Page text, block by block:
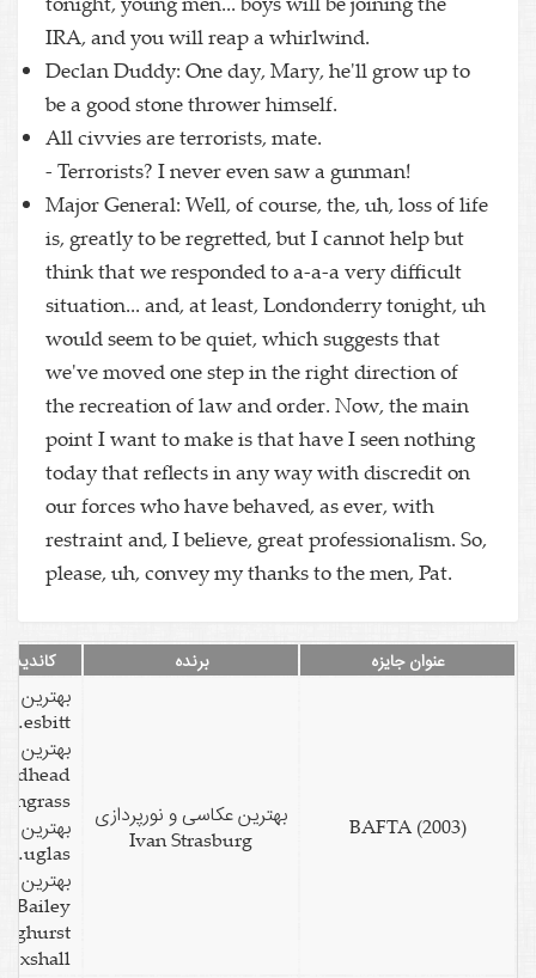
IRA, and you will reap a whirlwind.
Declan Duddy: One day, Mary, he'll grow up to
be a good stone thrower himself.
All civvies are terrorists, mate.
- Terrorists? I never even saw a gunman!
Major General: Well, of course, the, uh, loss of life
is, greatly to be regretted, but I cannot help but
think that we responded to a-a-a very difficult
situation... and, at least, Londonderry tonight, uh
would seem to be quiet, which suggests that
we've moved one step in the right direction of
the recreation of law and order. Now, the main
point I want to make is that have I seen nothing
today that reflects in any way with discredit on
our forces who have behaved, as ever, with
restraint and, I believe, great professionalism. So,
please, uh, convey my thanks to the men, Pat.
عنوان جایزه برنده کاندید
BAFTA (2003)
بهترین عکاسی و نورپردازی
Ivan Strasburg
James Nesbitt
بهترین داستان درام
Mark Redhead
Paul Greengrass
بهترین تدوین
Clare Douglas
بهترین صدا
Albert Bailey
Danny Longhurst
Pat Boxshall